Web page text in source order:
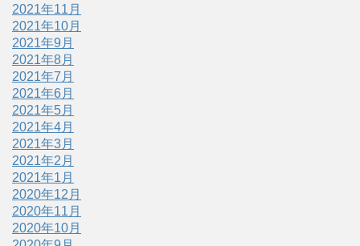
2021年11月
2021年10月
2021年9月
2021年8月
2021年7月
2021年6月
2021年5月
2021年4月
2021年3月
2021年2月
2021年1月
2020年12月
2020年11月
2020年10月